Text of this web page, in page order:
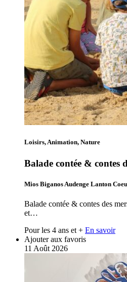
Loisirs, Animation, Nature
Balade contée & contes
Mios Biganos Audenge Lanton
Balade contée & contes des
et…
Pour les 4 ans et + En savoir
Ajouter aux favoris
11 Août 2026